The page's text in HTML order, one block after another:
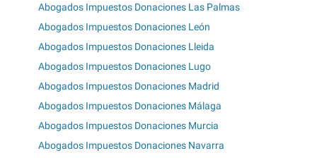
Abogados Impuestos Donaciones Las Palmas
Abogados Impuestos Donaciones León
Abogados Impuestos Donaciones Lleida
Abogados Impuestos Donaciones Lugo
Abogados Impuestos Donaciones Madrid
Abogados Impuestos Donaciones Málaga
Abogados Impuestos Donaciones Murcia
Abogados Impuestos Donaciones Navarra